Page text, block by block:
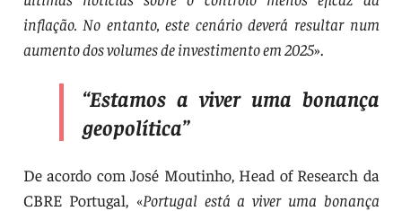
inflação. No entanto, este cenário deverá resultar num
aumento dos volumes de investimento em 2025».
“Estamos a viver uma bonança
geopolítica”
De acordo com José Moutinho, Head of Research da
CBRE Portugal, «Portugal está a viver uma bonança